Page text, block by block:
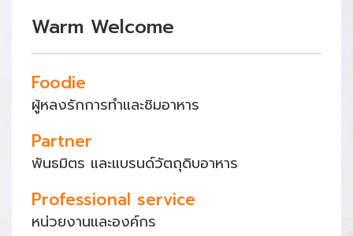
Warm Welcome
Foodie
ผู้หลงรักการทำและชิมอาหาร
Partner
พันธมิตร และแบรนด์วัตถุดิบอาหาร
Professional service
หน่วยงานและองค์กร